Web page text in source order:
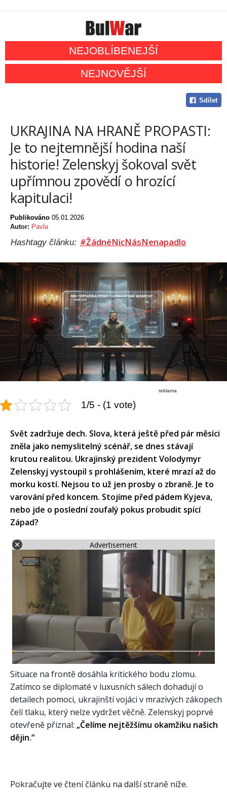
NEJOBLÍBENEJŠÍ
NEJNOVĚJŠÍ
Sdílet
UKRAJINA NA HRANĚ PROPASTI:
Je to nejtemnější hodina naší
historie! Zelenskyj šokoval svět
upřímnou zpovědí o hrozící
kapitulaci!
Publikováno 05.01.2026
Autor: Pavla
Hashtagy článku: #ŽádnéNicNásNenapadlo
reklama
1/5 - (1 vote)
Svět zadržuje dech. Slova, která ještě před pár měsíci
zněla jako nemyslitelný scénář, se dnes stávají
krutou realitou. Ukrajinský prezident Volodymyr
Zelenskyj vystoupil s prohlášením, které mrazí až do
morku kostí. Nejsou to už jen prosby o zbraně. Je to
varování před koncem. Stojíme před pádem Kyjeva,
nebo jde o poslední zoufalý pokus probudit spící
Západ?
Advertisement
Situace na frontě dosáhla kritického bodu zlomu.
Zatímco se diplomaté v luxusních sálech dohadují o
detailech pomoci, ukrajinští vojáci v mrazivých zákopech
čelí tlaku, který nelze vydržet věčně. Zelenskyj poprvé
otevřeně přiznal: „Čelíme nejtěžšímu okamžiku našich
dějin.“
Pokračujte ve čtení článku na další straně níže.